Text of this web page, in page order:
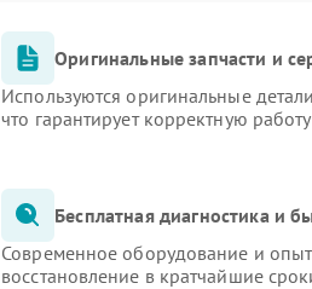
Оригинальные запчасти и
Используются оригинальные
что гарантирует корректную
Бесплатная диагностика и
Современное оборудование и опыт
восстановление в кратчайшие